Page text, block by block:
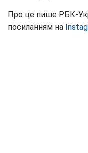
Про це пише РБК-
посиланням на